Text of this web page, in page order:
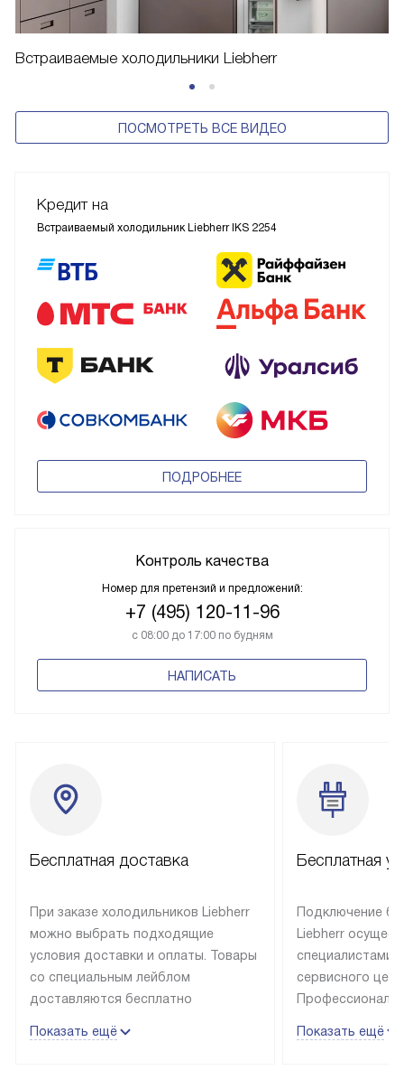
Встраиваемые холодильники Liebherr
ПОСМОТРЕТЬ ВСЕ ВИДЕО
Кредит на
Встраиваемый холодильник Liebherr IKS 2254
ПОДРОБНЕЕ
Контроль качества
Номер для претензий и предложений:
+7 (495) 120-11-96
с 08:00 до 17:00 по будням
НАПИСАТЬ
Бесплатная доставка
При заказе холодильников Liebherr
можно выбрать подходящие
условия доставки и оплаты. Товары
со специальным лейблом
доставляются бесплатно
до подъезда, выезд за МКАД
Показать ещё
Бесплатная
Подключение
Liebherr
специалистами
сервисного
эксплуатации
Показать ещё